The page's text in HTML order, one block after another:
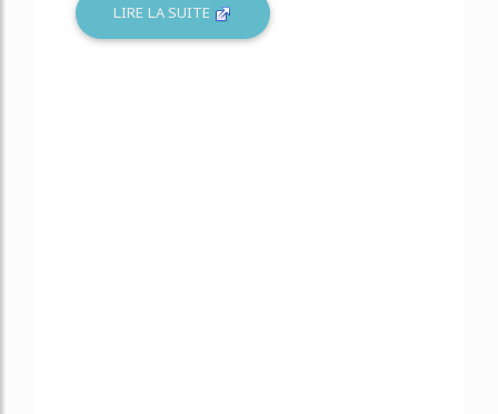
LIRE LA SUITE